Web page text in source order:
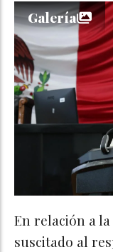
Galería
En relación a
suscitado al